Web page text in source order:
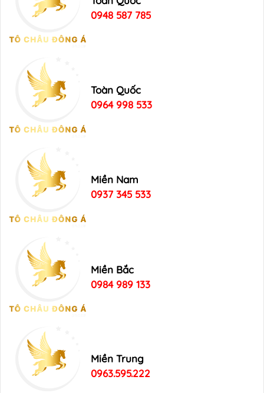
0948 587 785
Toàn Quốc
0964 998 533
Miền Nam
0937 345 533
Miền Bắc
0984 989 133
Miền Trung
0963.595.222